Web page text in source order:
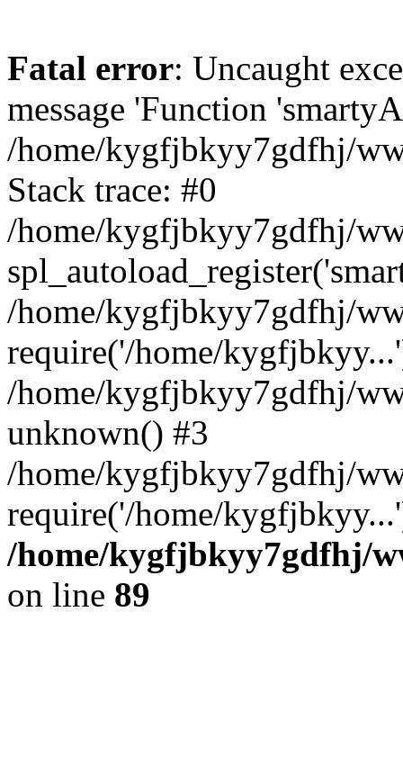
Fatal error: Uncaught
message 'Function
/home/kygfjbkyy7gdfhj/
Stack trace: #0
/home/kygfjbkyy7gdfhj/
/home/kygfjbkyy7gdfhj/
require('/home/
/home/kygfjbkyy7gdfhj/
unknown() #3
/home/kygfjbkyy7gdfhj/
require('/home/
/home/kygfjbkyy7gdfhj/
on line 89